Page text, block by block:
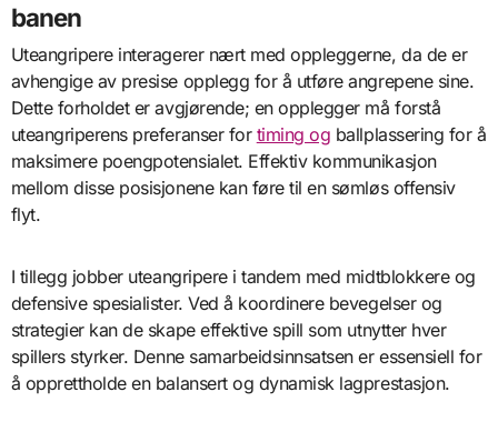
banen
Uteangripere interagerer nært med oppleggerne, da de er
avhengige av presise opplegg for å utføre angrepene sine.
Dette forholdet er avgjørende; en opplegger må forstå
uteangriperens preferanser for timing og ballplassering for å
maksimere poengpotensialet. Effektiv kommunikasjon
mellom disse posisjonene kan føre til en sømløs offensiv
flyt.
I tillegg jobber uteangripere i tandem med midtblokkere og
defensive spesialister. Ved å koordinere bevegelser og
strategier kan de skape effektive spill som utnytter hver
spillers styrker. Denne samarbeidsinnsatsen er essensiell for
å opprettholde en balansert og dynamisk lagprestasjon.